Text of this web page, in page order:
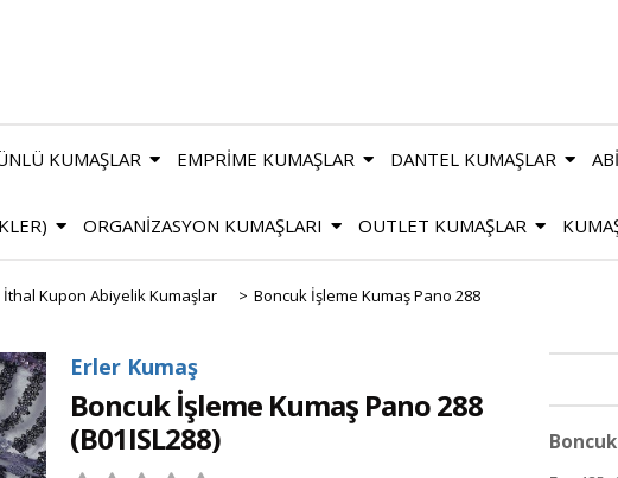
KUMAŞLAR EMPRİME KUMAŞLAR DANTEL KUMAŞLAR
ORGANİZASYON KUMAŞLARI OUTLET KUMAŞLAR
İthal Kupon Abiyelik Kumaşlar > Boncuk İşleme Kumaş Pano 288
Erler Kumaş
Boncuk İşleme Kumaş Pano 288
(B01ISL288)